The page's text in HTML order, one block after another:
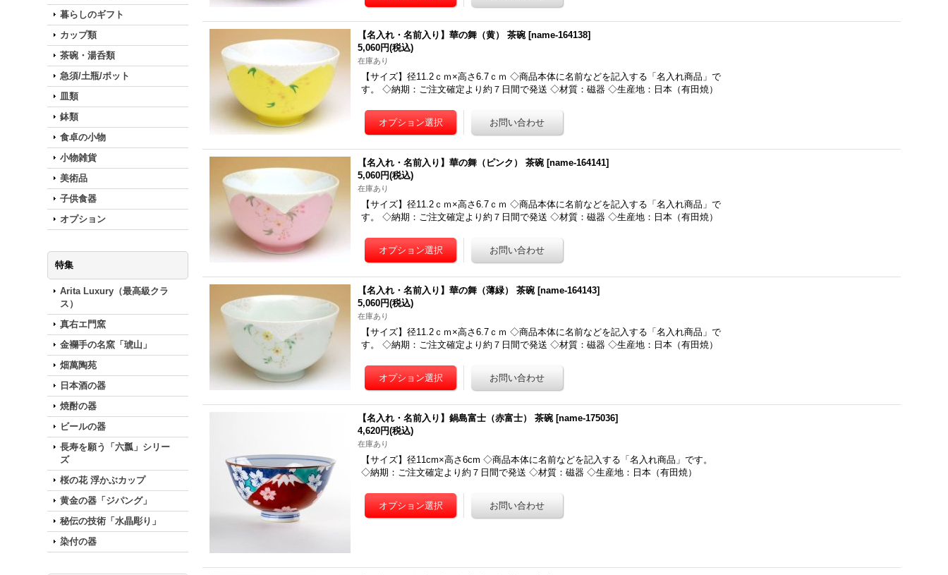
暮らしのギフト
カップ類
茶碗・湯呑類
急須/土瓶/ポット
皿類
鉢類
食卓の小物
小物雑貨
美術品
子供食器
オプション
特集
Arita Luxury（最高級クラ
ス）
真右エ門窯
金襴手の名窯「琥山」
畑萬陶苑
日本酒の器
焼酎の器
ビールの器
長寿を願う「六瓢」シリー
ズ
桜の花 浮かぶカップ
黄金の器「ジパング」
秘伝の技術「水晶彫り」
染付の器
【名入れ・名前入り】華の舞（黄） 茶碗 [name-164138]
5,060円(税込)
在庫あり
【サイズ】径11.2ｃｍ×高さ6.7ｃｍ ◇商品本体に名前などを記入する「名入れ商品」で
す。 ◇納期：ご注文確定より約７日間で発送 ◇材質：磁器 ◇生産地：日本（有田焼）
【名入れ・名前入り】華の舞（ピンク） 茶碗 [name-164141]
5,060円(税込)
在庫あり
【サイズ】径11.2ｃｍ×高さ6.7ｃｍ ◇商品本体に名前などを記入する「名入れ商品」で
す。 ◇納期：ご注文確定より約７日間で発送 ◇材質：磁器 ◇生産地：日本（有田焼）
【名入れ・名前入り】華の舞（薄緑） 茶碗 [name-164143]
5,060円(税込)
在庫あり
【サイズ】径11.2ｃｍ×高さ6.7ｃｍ ◇商品本体に名前などを記入する「名入れ商品」で
す。 ◇納期：ご注文確定より約７日間で発送 ◇材質：磁器 ◇生産地：日本（有田焼）
【名入れ・名前入り】鍋島富士（赤富士） 茶碗 [name-175036]
4,620円(税込)
在庫あり
【サイズ】径11cm×高さ6cm ◇商品本体に名前などを記入する「名入れ商品」です。
◇納期：ご注文確定より約７日間で発送 ◇材質：磁器 ◇生産地：日本（有田焼）